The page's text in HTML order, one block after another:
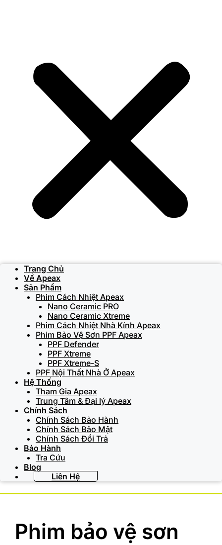
Trang Chủ
Về Apeax
Sản Phẩm
Phim Cách Nhiệt Apeax
Nano Ceramic PRO
Nano Ceramic Xtreme
Phim Cách Nhiệt Nhà Kính Apeax
Phim Bảo Vệ Sơn PPF Apeax
PPF Defender
PPF Xtreme
PPF Xtreme-S
PPF Nội Thất Nhà Ở Apeax
Hệ Thống
Tham Gia Apeax
Trung Tâm & Đại lý Apeax
Chính Sách
Chính Sách Bảo Hành
Chính Sách Bảo Mật
Chính Sách Đổi Trả
Bảo Hành
Tra Cứu
Blog
Liên Hệ
Phim bảo vệ sơn